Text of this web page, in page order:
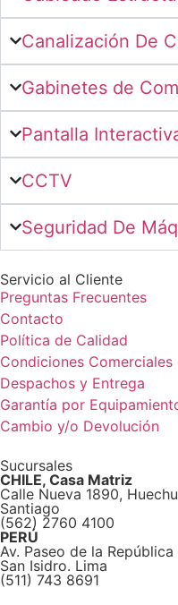
Canalización De
Gabinetes de
Pantalla
CCTV
Seguridad De
Servicio al Cliente
Preguntas Frecuentes
Contacto
Política de Calidad
Condiciones Comerciales
Despachos y Entrega
Garantía por
Cambio y/o Devolución
Sucursales
CHILE, Casa Matriz
Calle Nueva 1890,
Santiago
(562) 2760 4100
PERÚ
Av. Paseo de la República
San Isidro. Lima
(511) 743 8691